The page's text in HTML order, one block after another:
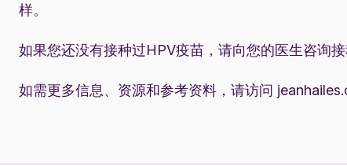
样。
如果您还没有接种过HPV疫苗，请向您的医生咨询接
如需更多信息、资源和参考资料，请访问